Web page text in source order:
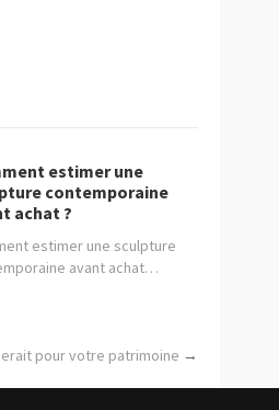
estimer une
contemporaine
achat ?
estimer une sculpture
avant achat…
pour votre patrimoine →